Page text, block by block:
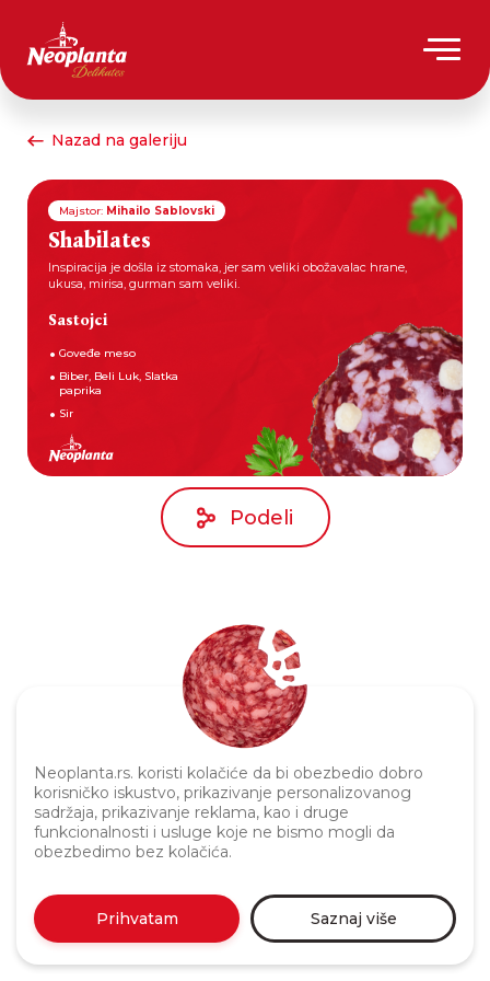
Neoplanta.rs. koristi kolačiće da bi obezbedio dobro
korisničko iskustvo, prikazivanje personalizovanog
sadržaja, prikazivanje reklama, kao i druge
funkcionalnosti i usluge koje ne bismo mogli da
obezbedimo bez kolačića.
Prihvatam Saznaj više
Nazad na galeriju
Majstor: Mihailo Sablovski
Shabilates
Inspiracija je došla iz stomaka, jer sam veliki obožavalac hrane,
ukusa, mirisa, gurman sam veliki.
Sastojci
Goveđe meso
Biber, Beli Luk, Slatka
paprika
Sir
Podeli
Politika privatnosti